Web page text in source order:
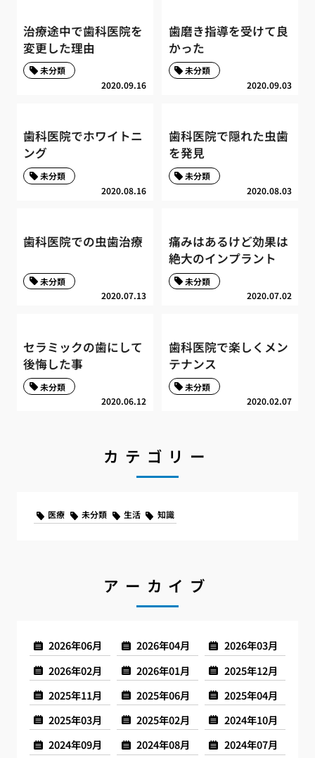
治療途中で歯科医院を
変更した理由
2020.09.16
未分類
歯磨き指導を受けて良
かった
2020.09.03
未分類
歯科医院でホワイトニ
ング
2020.08.16
未分類
歯科医院で隠れた虫歯
を発見
2020.08.03
未分類
歯科医院での虫歯治療
2020.07.13
未分類
痛みはあるけど効果は
絶大のインプラント
2020.07.02
未分類
セラミックの歯にして
後悔した事
2020.06.12
未分類
歯科医院で楽しくメン
テナンス
2020.02.07
未分類
カテゴリー
医療 未分類 生活 知識
アーカイブ
2026年06月 2026年04月
2026年03月
2026年02月
2026年01月
2025年12月
2025年11月
2025年06月
2025年04月
2025年03月
2025年02月
2024年10月
2024年09月
2024年08月 2024年07月